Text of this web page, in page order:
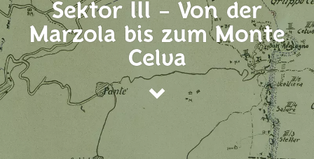
Sektor III – Von der
Marzola bis zum Monte
Celva